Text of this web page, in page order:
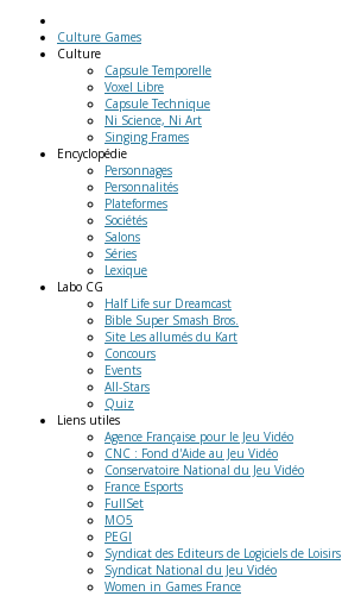
Culture Games
Culture
Capsule Temporelle
Voxel Libre
Capsule Technique
Ni Science, Ni Art
Singing Frames
Encyclopédie
Personnages
Personnalités
Plateformes
Sociétés
Salons
Séries
Lexique
Labo CG
Half Life sur Dreamcast
Bible Super Smash Bros.
Site Les allumés du Kart
Concours
Events
All-Stars
Quiz
Liens utiles
Agence Française pour le Jeu Vidéo
CNC : Fond d'Aide au Jeu Vidéo
Conservatoire National du Jeu Vidéo
France Esports
FullSet
MO5
PEGI
Syndicat des Editeurs de Logiciels de Loisirs
Syndicat National du Jeu Vidéo
Women in Games France